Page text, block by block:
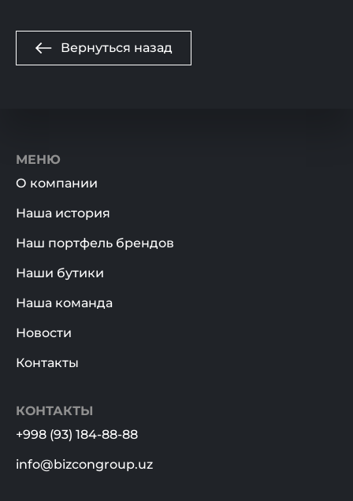
Вернуться назад
МЕНЮ
О компании
Наша история
Наш портфель брендов
Наши бутики
Наша команда
Новости
Контакты
КОНТАКТЫ
+998 (93) 184-88-88
info@bizcongroup.uz